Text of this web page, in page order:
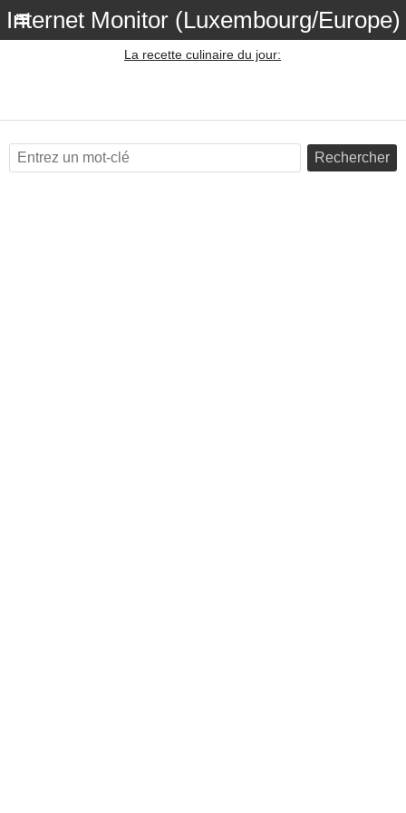
Internet Monitor (Luxembourg/Europe)
La recette culinaire du jour:
Rechercher